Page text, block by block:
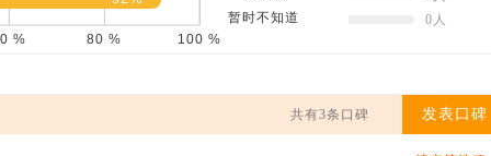
暂时不知道
0 人
共有3条口碑 发表口碑